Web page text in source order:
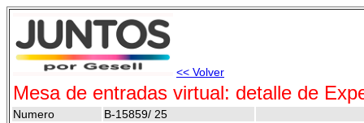
<< Volver
Mesa de entradas virtual: detalle de
Numero B-15859/ 25